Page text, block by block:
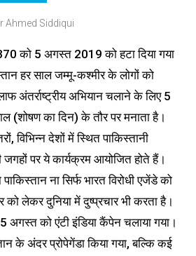
Ahmed Siddiqui
को 5 अगस्त 2019 को हटा दिया गया
हर साल जम्मू-कश्मीर के लोगों को
अंतर्राष्ट्रीय अभियान चलाने के लिए 5
(शोषण का दिन) के तौर पर मनाता है।
विभिन्न देशों में स्थित पाकिस्तानी
जगहों पर ये कार्यक्रम आयोजित होते हैं।
ना सिर्फ भारत विरोधी एजेंडे को
को लेकर दुनिया में दुष्प्रचार भी करता है।
अगस्त को एंटी इंडिया कैंपेन चलाया गया।
के अंदर प्रोपेगेंडा किया गया, बल्कि कई